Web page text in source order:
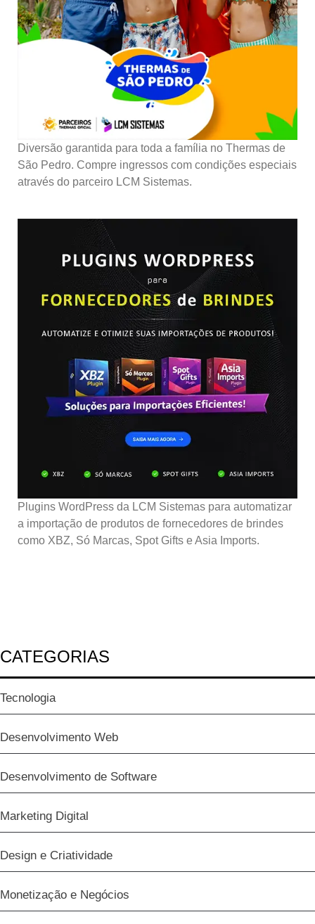
Diversão garantida para toda a família no Thermas de
São Pedro. Compre ingressos com condições especiais
através do parceiro LCM Sistemas.
Plugins WordPress da LCM Sistemas para automatizar
a importação de produtos de fornecedores de brindes
como XBZ, Só Marcas, Spot Gifts e Asia Imports.
CATEGORIAS
Tecnologia
Desenvolvimento Web
Desenvolvimento de Software
Marketing Digital
Design e Criatividade
Monetização e Negócios